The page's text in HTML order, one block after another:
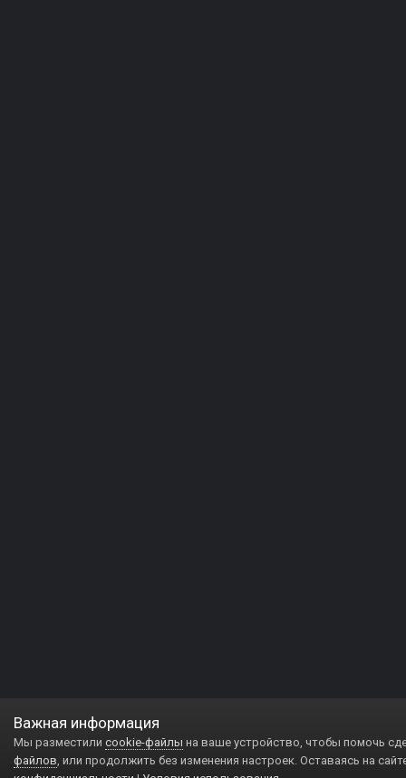
Важная информация
Мы разместили cookie-файлы на ваше устройство, чтобы помочь
файлов, или продолжить без изменения настроек. Оставаясь на